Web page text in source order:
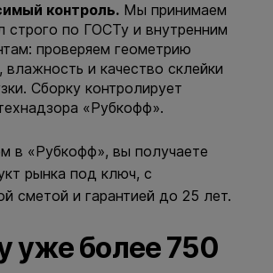
контроль. Мы принимаем
строго по ГОСТу и внутренним
проверяем геометрию
влажность и качество склейки
Сборку контролирует
«Рубкофф».
в «Рубкофф», вы получаете
рынка под ключ, с
сметой и гарантией до 25 лет.
уже более 750